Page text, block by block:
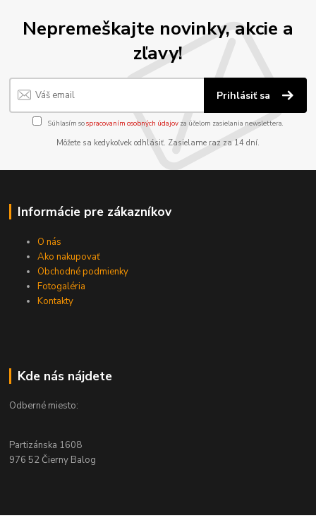
Nepremeškajte novinky, akcie a
zľavy!
Prihlásiť sa
Súhlasím sospracovaním osobných údajov za účelom zasielania newslettera.
Môžete sa kedykoľvek odhlásiť. Zasielame raz za 14 dní.
Informácie pre zákazníkov
O nás
Ako nakupovať
Obchodné podmienky
Fotogaléria
Kontakty
Kde nás nájdete
Odberné miesto:
Partizánska 1608
976 52 Čierny Balog